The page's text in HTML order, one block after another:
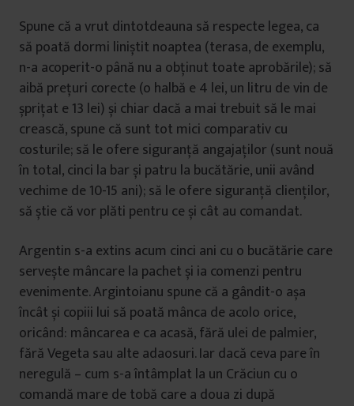
Spune că a vrut dintotdeauna să respecte legea, ca
să poată dormi liniștit noaptea (terasa, de exemplu,
n-a acoperit-o până nu a obținut toate aprobările); să
aibă prețuri corecte (o halbă e 4 lei, un litru de vin de
șprițat e 13 lei) și chiar dacă a mai trebuit să le mai
crească, spune că sunt tot mici comparativ cu
costurile; să le ofere siguranță angajaților (sunt nouă
în total, cinci la bar și patru la bucătărie, unii având
vechime de 10-15 ani); să le ofere siguranță clienților,
să știe că vor plăti pentru ce și cât au comandat.
Argentin s-a extins acum cinci ani cu o bucătărie care
servește mâncare la pachet și ia comenzi pentru
evenimente. Argintoianu spune că a gândit-o așa
încât și copiii lui să poată mânca de acolo orice,
oricând: mâncarea e ca acasă, fără ulei de palmier,
fără Vegeta sau alte adaosuri. Iar dacă ceva pare în
neregulă – cum s-a întâmplat la un Crăciun cu o
comandă mare de tobă care a doua zi după